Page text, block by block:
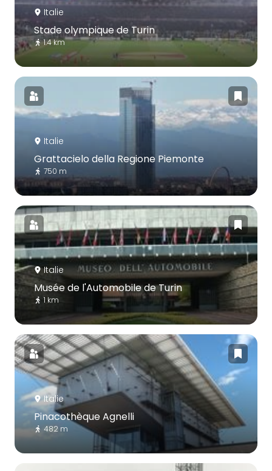
Italie
Stade olympique de Turin
1.4 km
Italie
Grattacielo della Regione Piemonte
750 m
Italie
Musée de l'Automobile de Turin
1 km
Italie
Pinacothèque Agnelli
482 m